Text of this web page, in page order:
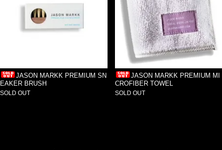
JASON MARKK PREMIUM SN
EAKER BRUSH
SOLD OUT
JASON MARKK PREMIUM MI
CROFIBER TOWEL
SOLD OUT